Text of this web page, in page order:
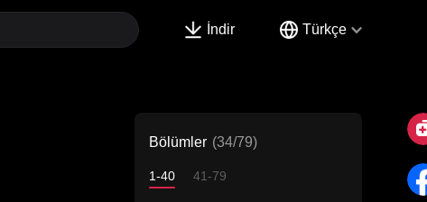
İndir Türkçe
Bölümler (34/79)
1-40 41-79